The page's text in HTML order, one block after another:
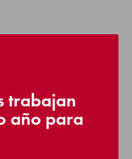
trabajan
año para